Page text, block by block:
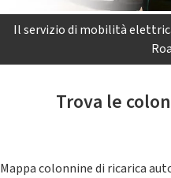
Il servizio di mobilità
Trova le
Mappa colonnine di ricarica